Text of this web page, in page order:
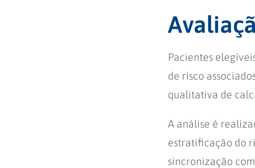
Pacientes
de risco
qualitativa de
A análise é
estratificação do
sincronização